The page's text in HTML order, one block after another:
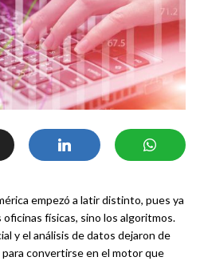
empezó a latir distinto, pues ya
oficinas físicas, sino los algoritmos.
y el análisis de datos dejaron de
convertirse en el motor que